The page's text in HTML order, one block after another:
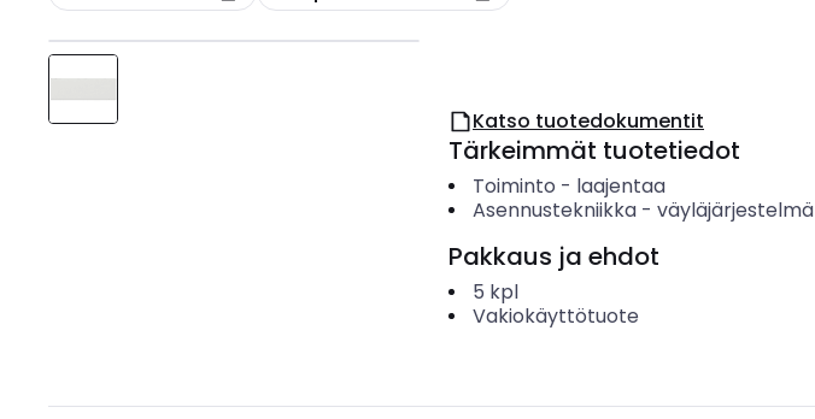
Katso tuotedokumentit
Tärkeimmät tuotetiedot
Toiminto - laajentaa
Asennustekniikka- väyläjärjestelmä
Pakkaus ja ehdot
5 kpl
Vakiokäyttötuote